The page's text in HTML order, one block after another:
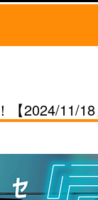
【2024/11/